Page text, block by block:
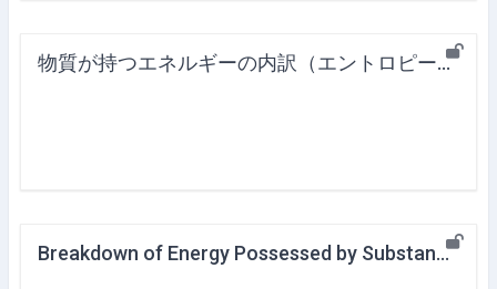
物質が持つエネルギーの内訳（エントロピーと内部エネルギー）
Breakdown of Energy Possessed by Substances (Changes before and after chemical reactions)